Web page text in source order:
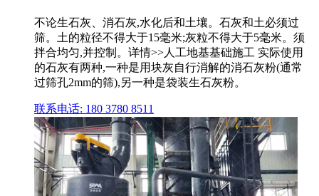
不论生石灰、消石灰,水化后和土壤。石灰和土必须过
筛。土的粒径不得大于15毫米;灰粒不得大于5毫米。须
拌合均匀,并控制。详情>>人工地基基础施工 实际使用
的石灰有两种,一种是用块灰自行消解的消石灰粉(通常
过筛孔2mm的筛),另一种是袋装生石灰粉。
联系电话: 180 3780 8511